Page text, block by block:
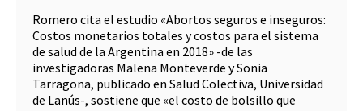
Romero cita el estudio «Abortos seguros e inseguros:
Costos monetarios totales y costos para el sistema
de salud de la Argentina en 2018» -de las
investigadoras Malena Monteverde y Sonia
Tarragona, publicado en Salud Colectiva, Universidad
de Lanús-, sostiene que «el costo de bolsillo que